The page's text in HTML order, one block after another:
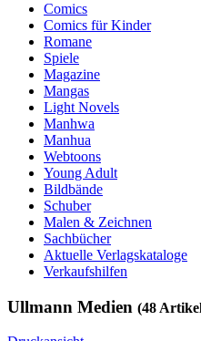
Comics
Comics für Kinder
Romane
Spiele
Magazine
Mangas
Light Novels
Manhwa
Manhua
Webtoons
Young Adult
Bildbände
Schuber
Malen & Zeichnen
Sachbücher
Aktuelle Verlagskataloge
Verkaufshilfen
Ullmann Medien (48